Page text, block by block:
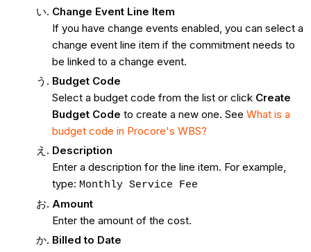
Change Event Line Item
If you have change events enabled, you can select a
change event line item if the commitment needs to
be linked to a change event.
Budget Code
Select a budget code from the list or click Create
Budget Code to create a new one. See What is a
budget code in Procore's WBS?
Description
Enter a description for the line item. For example,
type: Monthly Service Fee
Amount
Enter the amount of the cost.
Billed to Date